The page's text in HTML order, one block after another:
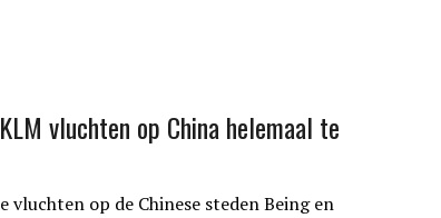
vluchten op China helemaal te
vluchten op de Chinese steden Being en